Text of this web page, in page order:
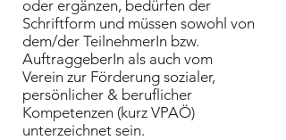
oder ergänzen, bedürfen der
Schriftform und müssen sowohl von
dem/der TeilnehmerIn bzw.
AuftraggeberIn als auch vom
Verein zur Förderung sozialer,
persönlicher & beruflicher
Kompetenzen (kurz VPAÖ)
unterzeichnet sein.